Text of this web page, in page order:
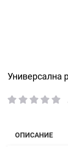
Универсална
рейтинг:
Преминете
началото
на
снимки
ОПИСАНИЕ